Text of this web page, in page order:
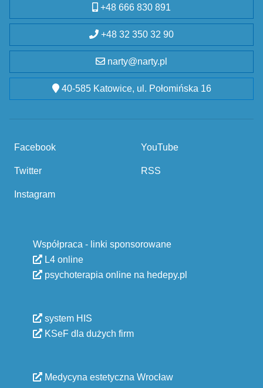
+48 666 830 891
+48 32 350 32 90
narty@narty.pl
40-585 Katowice, ul. Połomińska 16
Facebook
Twitter
Instagram
YouTube
RSS
Współpraca - linki sponsorowane
L4 online
psychoterapia online na hedepy.pl
system HIS
KSeF dla dużych firm
Medycyna estetyczna Wrocław